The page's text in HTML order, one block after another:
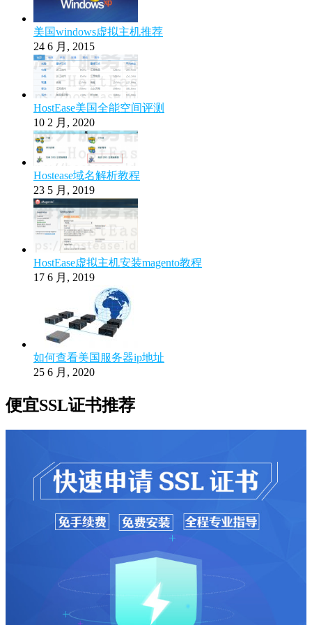
美国windows虚拟主机推荐
24 6 月, 2015
HostEase美国全能空间评测
10 2 月, 2020
Hostease域名解析教程
23 5 月, 2019
HostEase虚拟主机安装magento教程
17 6 月, 2019
如何查看美国服务器ip地址
25 6 月, 2020
便宜SSL证书推荐